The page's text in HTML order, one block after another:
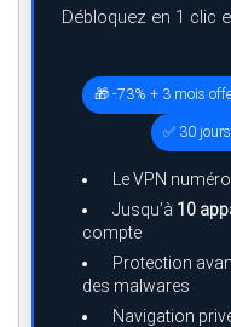
Débloquez en 1 clic
🎁 -73% + 3 mois
✅ 30
Le VPN
Jusqu’à 10
compte
Protection
des malwares
Navigation